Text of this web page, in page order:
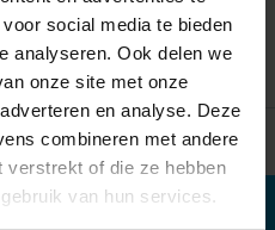
social media te bieden
analyseren. Ook delen we
onze site met onze
en analyse. Deze
combineren met andere
verstrekt of die ze hebben
van hun services.